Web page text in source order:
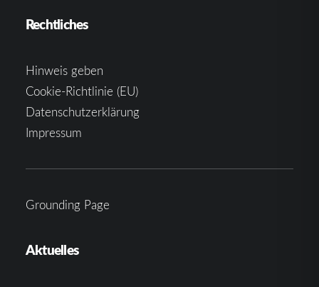
Rechtliches
Hinweis geben
Cookie-Richtlinie (EU)
Datenschutzerklärung
Impressum
Grounding Page
Aktuelles